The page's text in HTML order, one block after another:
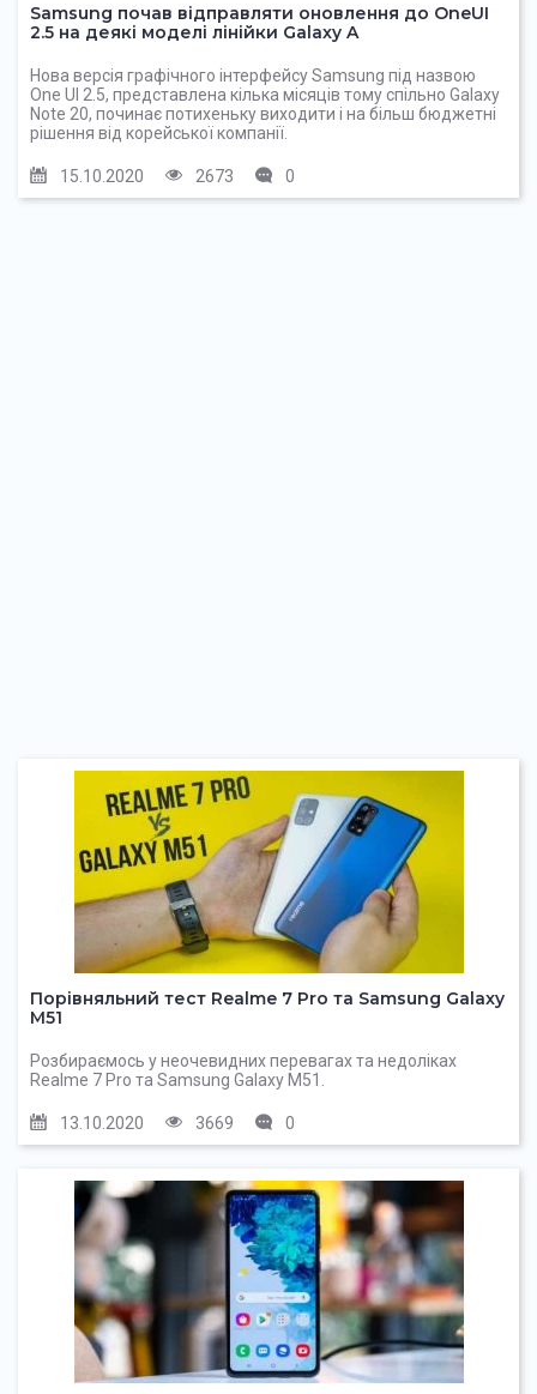
Samsung почав відправляти оновлення до OneUI
2.5 на деякі моделі лінійки Galaxy A
Нова версія графічного інтерфейсу Samsung під назвою
One UI 2.5, представлена кілька місяців тому спільно Galaxy
Note 20, починає потихеньку виходити і на більш бюджетні
рішення від корейської компанії.
15.10.2020 2673 0
Порівняльний тест Realme 7 Pro та Samsung Galaxy
M51
Розбираємось у неочевидних перевагах та недоліках
Realme 7 Pro та Samsung Galaxy M51.
13.10.2020 3669 0